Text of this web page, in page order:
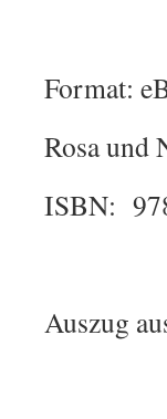
Format:
Rosa und
ISBN:
Auszug